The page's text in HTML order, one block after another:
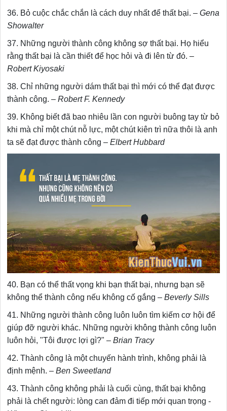
36. Bỏ cuộc chắc chắn là cách duy nhất để thất bại. –Gena
Showalter
37. Những người thành công không sợ thất bại. Họ hiểu
rằng thất bại là cần thiết để học hỏi và đi lên từ đó. –
Robert Kiyosaki
38. Chỉ những người dám thất bại thì mới có thể đạt được
thành công. –Robert F. Kennedy
39. Không biết đã bao nhiêu lần con người buông tay từ bỏ
khi mà chỉ một chút nỗ lực, một chút kiên trì nữa thôi là anh
ta sẽ đạt được thành công –Elbert Hubbard
40. Bạn có thể thất vọng khi bạn thất bại, nhưng bạn sẽ
không thể thành công nếu không cố gắng –Beverly Sills
41. Những người thành công luôn luôn tìm kiếm cơ hội để
giúp đỡ người khác. Những người không thành công luôn
luôn hỏi, "Tôi được lợi gì?" –Brian Tracy
42. Thành công là một chuyến hành trình, không phải là
định mệnh. –Ben Sweetland
43. Thành công không phải là cuối cùng, thất bại không
phải là chết người: lòng can đảm đi tiếp mới quan trọng -